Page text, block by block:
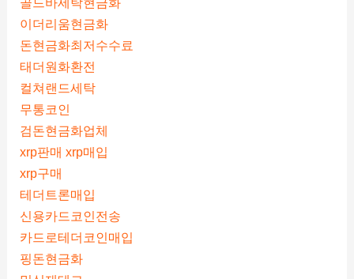
이더리움현금화
돈현금화최저수수료
태더원화환전
컬쳐랜드세탁
무통코인
검돈현금화업체
xrp판매 xrp매입
xrp구매
테더트론매입
신용카드코인전송
카드로테더코인매입
핑돈현금화